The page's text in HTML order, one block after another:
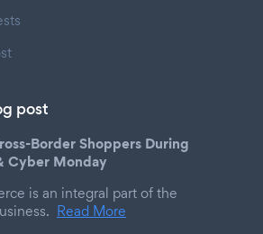
post
Border Shoppers During
Cyber Monday
is an integral part of the
Read More